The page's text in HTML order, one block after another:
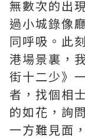
無數次的出
過小城錄像
同呼吸。此
港場景裏，
街十二少》
者，找個相
的如花，詢
一方難見面